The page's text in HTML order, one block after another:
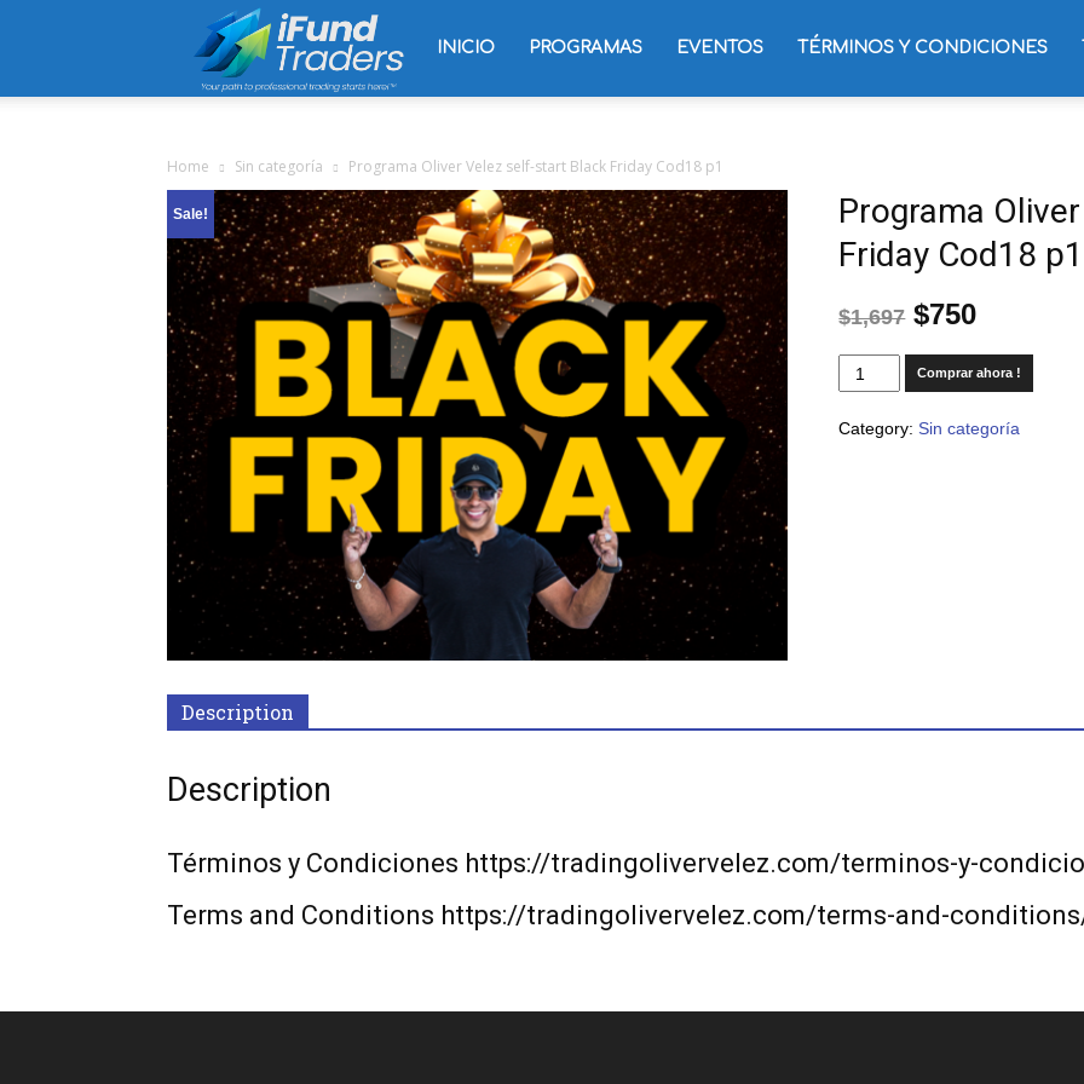
Trading
Velez
INICIO PROGRAMAS EVENTOS TÉRMINOS Y CONDICIONES
Home Sin categoría Programa Oliver Velez self-start Black Friday Cod18 p1
Sale!
Programa
Friday Cod18 p1
$1,697 $750
Comprar ahora !
Category:Sin categoría
Description
Description
Términos y Condiciones https://tradingolivervelez.com/terminos-y-
Terms and Conditions https://tradingolivervelez.com/terms-and-